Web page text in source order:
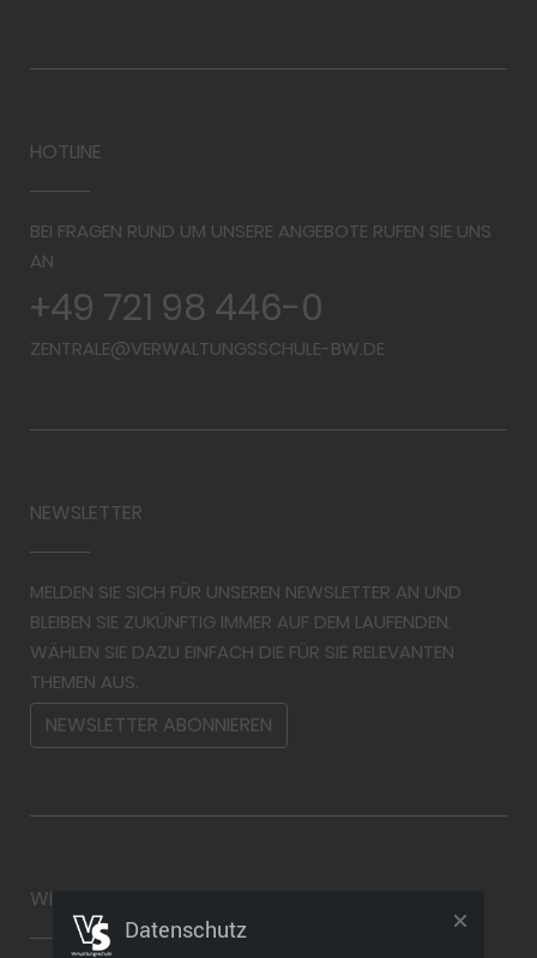
HOTLINE
BEI FRAGEN RUND UM UNSERE ANGEBOTE RUFEN SIE UNS
AN
+49 721 98 446-0
ZENTRALE@VERWALTUNGSSCHULE-BW.DE
NEWSLETTER
MELDEN SIE SICH FÜR UNSEREN NEWSLETTER AN UND
BLEIBEN SIE ZUKÜNFTIG IMMER AUF DEM LAUFENDEN.
WÄHLEN SIE DAZU EINFACH DIE FÜR SIE RELEVANTEN
THEMEN AUS.
NEWSLETTER ABONNIEREN
WIDERRUF
Datenschutz